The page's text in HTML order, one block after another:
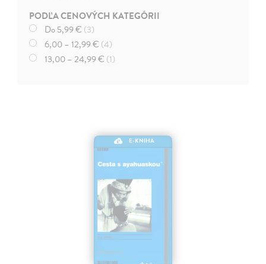
PODĽA CENOVÝCH KATEGÓRII
Do 5,99 € (3)
6,00 – 12,99 € (4)
13,00 – 24,99 € (1)
E-KNIHA